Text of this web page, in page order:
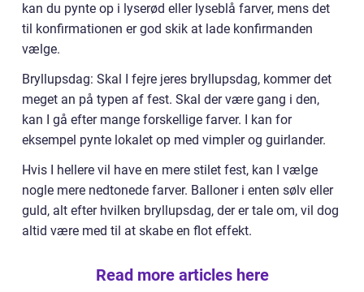
kan du pynte op i lyserød eller lyseblå farver, mens det
til konfirmationen er god skik at lade konfirmanden
vælge.
Bryllupsdag: Skal I fejre jeres bryllupsdag, kommer det
meget an på typen af fest. Skal der være gang i den,
kan I gå efter mange forskellige farver. I kan for
eksempel pynte lokalet op med vimpler og guirlander.
Hvis I hellere vil have en mere stilet fest, kan I vælge
nogle mere nedtonede farver. Balloner i enten sølv eller
guld, alt efter hvilken bryllupsdag, der er tale om, vil dog
altid være med til at skabe en flot effekt.
Read more articles here